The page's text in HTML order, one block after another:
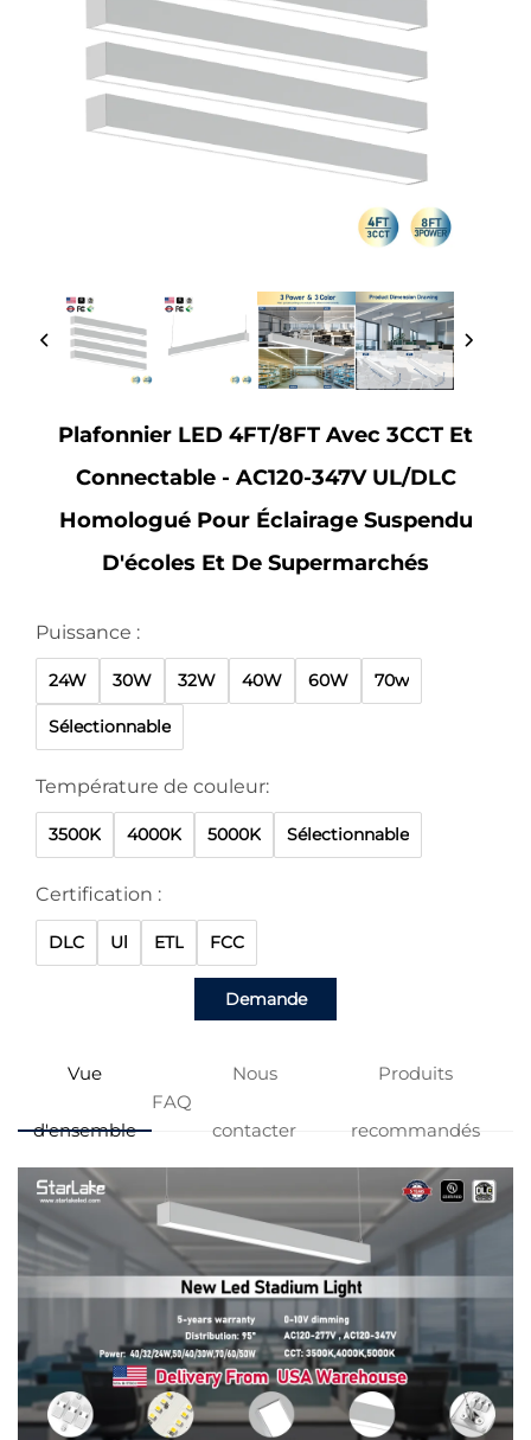
Plafonnier LED 4FT/8FT Avec 3CCT Et
Connectable - AC120-347V UL/DLC
Homologué Pour Éclairage Suspendu
D'écoles Et De Supermarchés
Puissance :
24W 30W 32W 40W 60W 70w
Sélectionnable
Température de couleur:
3500K 4000K 5000K Sélectionnable
Certification :
DLC Ul ETL FCC
Demande
Vue
d'ensemble
FAQ
Nous
contacter
Produits
recommandés